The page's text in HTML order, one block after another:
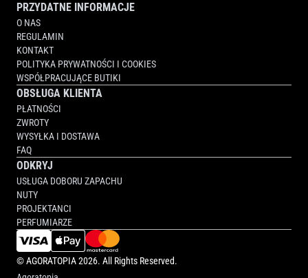
PRZYDATNE INFORMACJE
O NAS
REGULAMIN
KONTAKT
POLITYKA PRYWATNOŚCI I COOKIES
WSPÓŁPRACUJĄCE BUTIKI
OBSŁUGA KLIENTA
PŁATNOŚCI
ZWROTY
WYSYŁKA I DOSTAWA
FAQ
ODKRYJ
USŁUGA DOBORU ZAPACHU
NUTY
PROJEKTANCI
PERFUMIARZE
©AGORATOPIA2026. All Rights Reserved.